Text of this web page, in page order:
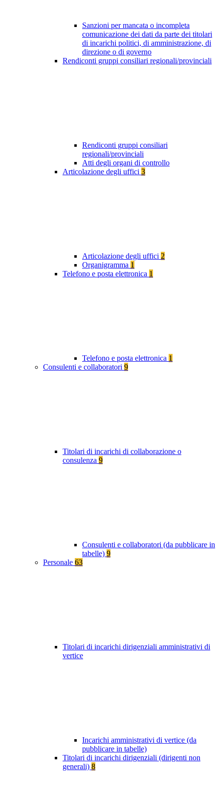
Sanzioni per mancata o incompleta
comunicazione dei dati da parte dei titolari
di incarichi politici, di amministrazione, di
direzione o di governo
Rendiconti gruppi consiliari regionali/provinciali
Rendiconti gruppi consiliari
regionali/provinciali
Atti degli organi di controllo
Articolazione degli uffici 3
Articolazione degli uffici 2
Organigramma 1
Telefono e posta elettronica 1
Telefono e posta elettronica 1
Consulenti e collaboratori 9
Titolari di incarichi di collaborazione o
consulenza 9
Consulenti e collaboratori (da pubblicare in
tabelle) 9
Personale 63
Titolari di incarichi dirigenziali amministrativi di
vertice
Incarichi amministrativi di vertice (da
pubblicare in tabelle)
Titolari di incarichi dirigenziali (dirigenti non
generali) 8